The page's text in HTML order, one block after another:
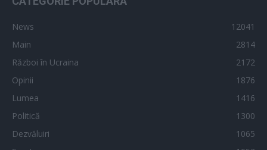
News
12041
Main
2814
Război în Ucraina
2172
Opinii
1876
Lumea
1416
Politică
1300
Dezvăluiri
1065